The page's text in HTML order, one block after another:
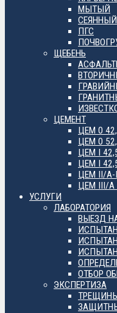
МЫТЫЙ
СЕЯННЫЙ
ПГС
ЩЕБЕНЬ
ЦЕМЕНТ
ЦЕМ 0
ЦЕМ 0
ЦЕМ I
ЦЕМ I
ЦЕМ II/
ЦЕМ III/А
УСЛУГИ
ЛАБОРАТОРИЯ
ВЫЕЗД
ОТБОР
ЭКСПЕРТИЗА